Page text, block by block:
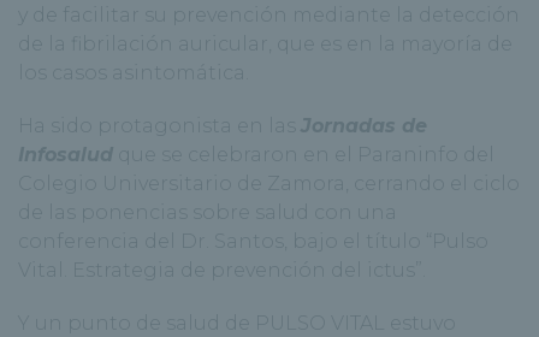
y de facilitar su prevención mediante la detección
de la fibrilación auricular, que es en la mayoría de
los casos asintomática.
Ha sido protagonista en las Jornadas de
Infosalud que se celebraron en el Paraninfo del
Colegio Universitario de Zamora, cerrando el ciclo
de las ponencias sobre salud con una
conferencia del Dr. Santos, bajo el título “Pulso
Vital. Estrategia de prevención del ictus”.
Y un punto de salud de PULSO VITAL estuvo